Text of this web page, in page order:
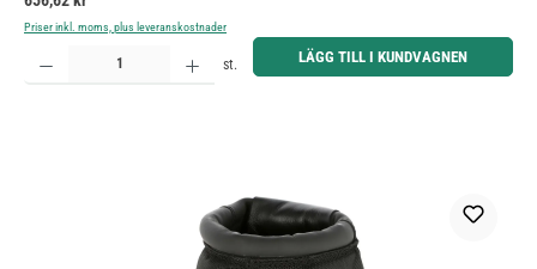
Priser inkl. moms, plus leveranskostnader
Produktkvantitet: Ange önskat belopp eller använd knapparna för att öka eller minska kvantiteten.
st. LÄGG TILL I KUNDVAGNEN